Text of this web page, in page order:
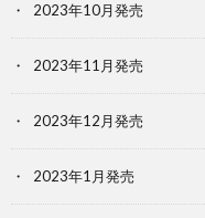
2023年10月発売
2023年11月発売
2023年12月発売
2023年1月発売